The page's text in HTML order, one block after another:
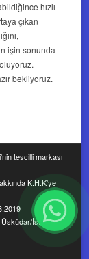
hızlı
çıkan
işin sonunda
bekliyoruz.
tescilli markası
K.H.K'ye
Üsküdar/İstanbul,